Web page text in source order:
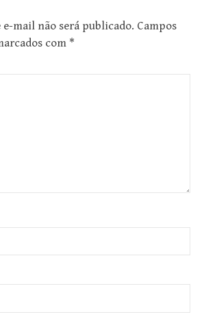
e-mail não será publicado. Campos
com *